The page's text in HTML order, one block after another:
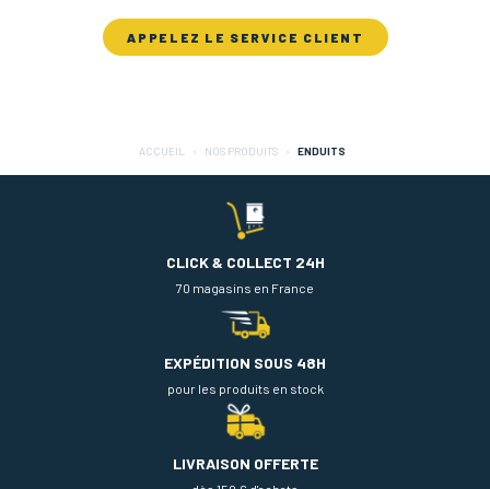
APPELEZ LE SERVICE CLIENT
ACCUEIL NOS PRODUITS ENDUITS
CLICK & COLLECT 24H
70 magasins en France
EXPÉDITION SOUS 48H
pour les produits en stock
LIVRAISON OFFERTE